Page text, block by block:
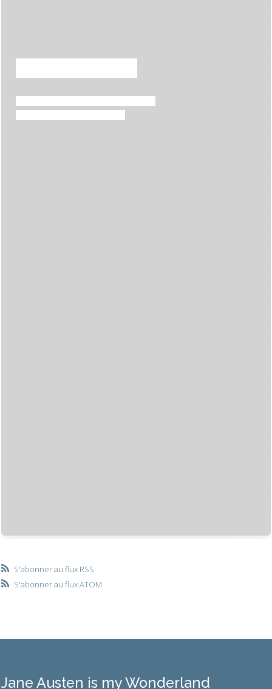
S'abonner au flux RSS
S'abonner au flux ATOM
Jane Austen is my Wonderland